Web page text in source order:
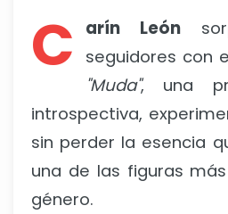
C arín León
seguidores con
"Muda", una
introspectiva,
sin perder la esencia
una de las figuras
género.